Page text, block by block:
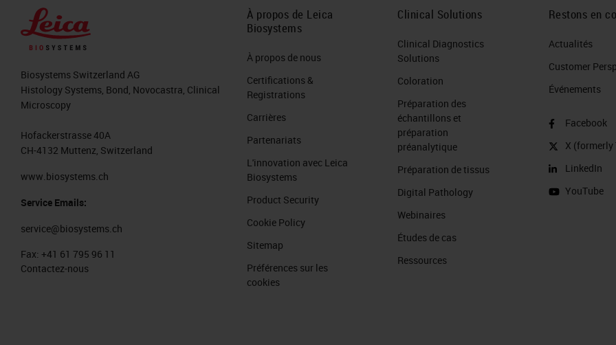
Biosystems Switzerland AG
Histology Systems, Bond, Novocastra, Clinical
Microscopy
Hofackerstrasse 40A
CH-4132 Muttenz, Switzerland
www.biosystems.ch
Service Emails:
service@biosystems.ch
Fax: +41 61 795 96 11
Contactez-nous
À propos de Leica
Biosystems
À propos de nous
Certifications &
Registrations
Carrières
Partenariats
L'innovation avec Leica
Biosystems
Product Security
Cookie Policy
Sitemap
Préférences sur les
cookies
Clinical Solutions
Clinical Diagnostics
Solutions
Coloration
Préparation des
échantillons et
préparation
préanalytique
Préparation de tissus
Digital Pathology
Webinaires
Études de cas
Ressources
Restons en
Actualités
Customer
Événements
Facebook
X
LinkedIn
YouTube